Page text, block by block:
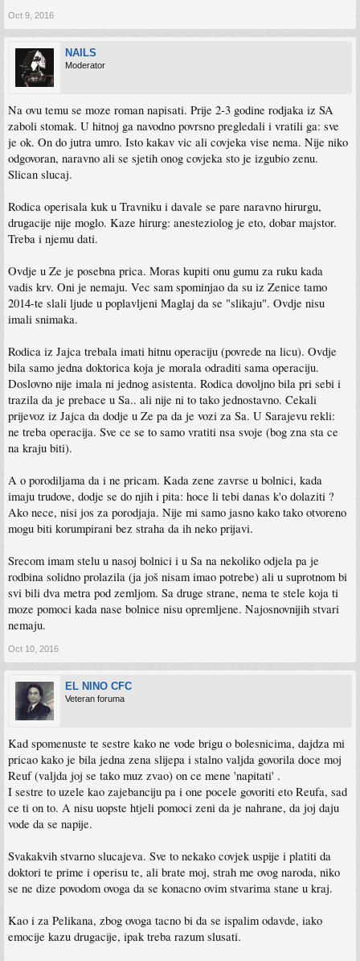
Oct 9, 2016
NAILS
Moderator
Na ovu temu se moze roman napisati. Prije 2-3 godine rodjaka iz SA
zaboli stomak. U hitnoj ga navodno povrsno pregledali i vratili ga: sve
je ok. On do jutra umro. Isto kakav vic ali covjeka vise nema. Nije niko
odgovoran, naravno ali se sjetih onog covjeka sto je izgubio zenu.
Slican slucaj.
Rodica operisala kuk u Travniku i davale se pare naravno hirurgu,
drugacije nije moglo. Kaze hirurg: anesteziolog je eto, dobar majstor.
Treba i njemu dati.
Ovdje u Ze je posebna prica. Moras kupiti onu gumu za ruku kada
vadis krv. Oni je nemaju. Vec sam spominjao da su iz Zenice tamo
2014-te slali ljude u poplavljeni Maglaj da se "slikaju". Ovdje nisu
imali snimaka.
Rodica iz Jajca trebala imati hitnu operaciju (povrede na licu). Ovdje
bila samo jedna doktorica koja je morala odraditi sama operaciju.
Doslovno nije imala ni jednog asistenta. Rodica dovoljno bila pri sebi i
trazila da je prebace u Sa.. ali nije ni to tako jednostavno. Cekali
prijevoz iz Jajca da dodje u Ze pa da je vozi za Sa. U Sarajevu rekli:
ne treba operacija. Sve ce se to samo vratiti nsa svoje (bog zna sta ce
na kraju biti).
A o porodiljama da i ne pricam. Kada zene zavrse u bolnici, kada
imaju trudove, dodje se do njih i pita: hoce li tebi danas k'o dolaziti ?
Ako nece, nisi jos za porodjaja. Nije mi samo jasno kako tako otvoreno
mogu biti korumpirani bez straha da ih neko prijavi.
Srecom imam stelu u nasoj bolnici i u Sa na nekoliko odjela pa je
rodbina solidno prolazila (ja još nisam imao potrebe) ali u suprotnom bi
svi bili dva metra pod zemljom. Sa druge strane, nema te stele koja ti
moze pomoci kada nase bolnice nisu opremljene. Najosnovnijih stvari
nemaju.
Oct 10, 2016
EL NINO CFC
Veteran foruma
Kad spomenuste te sestre kako ne vode brigu o bolesnicima, dajdza mi
pricao kako je bila jedna zena slijepa i stalno valjda govorila doce moj
Reuf (valjda joj se tako muz zvao) on ce mene 'napitati' .
I sestre to uzele kao zajebanciju pa i one pocele govoriti eto Reufa, sad
ce ti on to. A nisu uopste htjeli pomoci zeni da je nahrane, da joj daju
vode da se napije.
Svakakvih stvarno slucajeva. Sve to nekako covjek uspije i platiti da
doktori te prime i operisu te, ali brate moj, strah me ovog naroda, niko
se ne dize povodom ovoga da se konacno ovim stvarima stane u kraj.
Kao i za Pelikana, zbog ovoga tacno bi da se ispalim odavde, iako
emocije kazu drugacije, ipak treba razum slusati.